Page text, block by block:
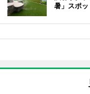
暑」スポッ